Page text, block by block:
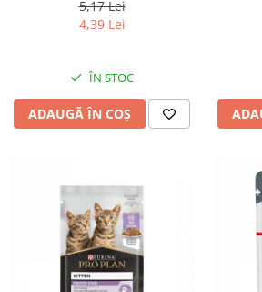
5,17 Lei
4,39 Lei
ÎN STOC
ADAUGĂ ÎN COȘ